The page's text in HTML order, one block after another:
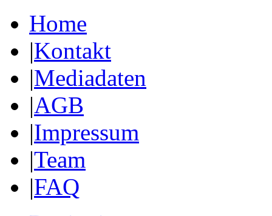
Home
|Kontakt
|Mediadaten
|AGB
|Impressum
|Team
|FAQ